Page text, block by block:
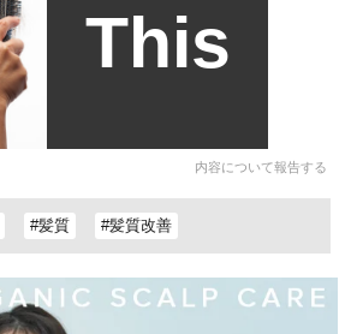
This
内容について報告する
#髪質 #髪質改善